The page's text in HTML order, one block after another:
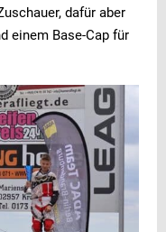
dafür aber
einem Base-Cap für